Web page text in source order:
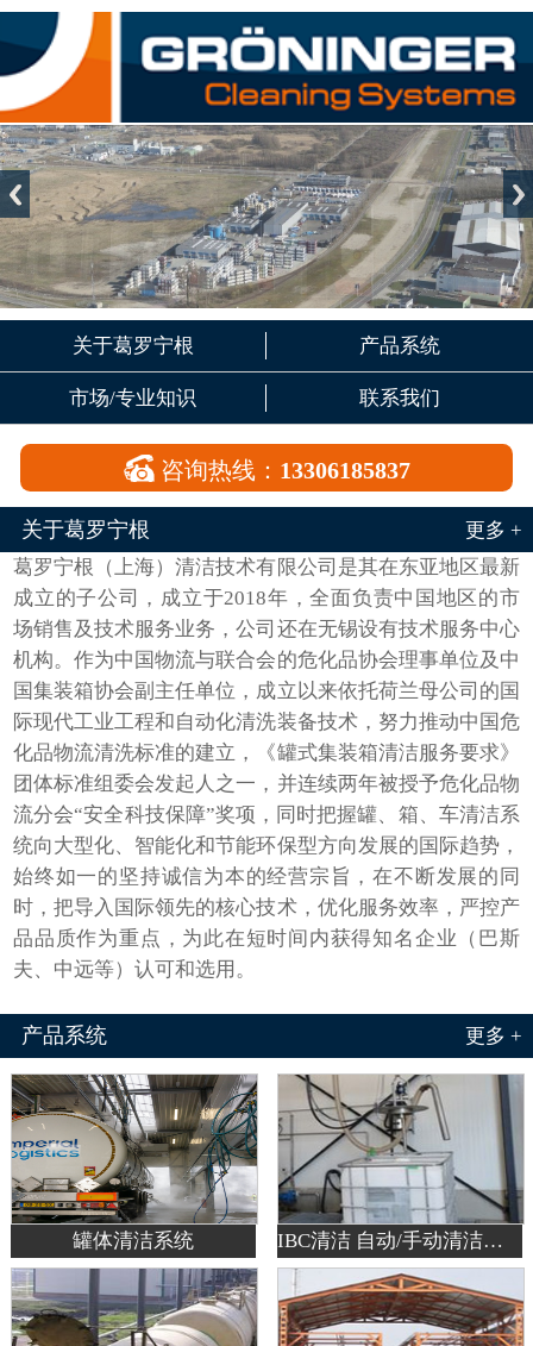
关于葛罗宁根 产品系统
市场/专业知识 联系我们
 咨询热线： 13306185837
关于葛罗宁根
更多 +
葛罗宁根（上海）清洁技术有限公司是其在东亚地区最新
成立的子公司，成立于2018年，全面负责中国地区的市
场销售及技术服务业务，公司还在无锡设有技术服务中心
机构。作为中国物流与联合会的危化品协会理事单位及中
国集装箱协会副主任单位，成立以来依托荷兰母公司的国
际现代工业工程和自动化清洗装备技术，努力推动中国危
化品物流清洗标准的建立，《罐式集装箱清洁服务要求》
团体标准组委会发起人之一，并连续两年被授予危化品物
流分会“安全科技保障”奖项，同时把握罐、箱、车清洁系
统向大型化、智能化和节能环保型方向发展的国际趋势，
始终如一的坚持诚信为本的经营宗旨，在不断发展的同
时，把导入国际领先的核心技术，优化服务效率，严控产
品品质作为重点，为此在短时间内获得知名企业（巴斯
夫、中远等）认可和选用。
产品系统 更多 +
罐体清洁系统 IBC清洁 自动/手动清洁系统